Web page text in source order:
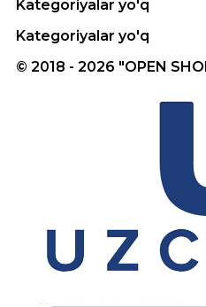
Kategoriyalar yo'q
Kategoriyalar yo'q
© 2018 - 2026 "OPEN